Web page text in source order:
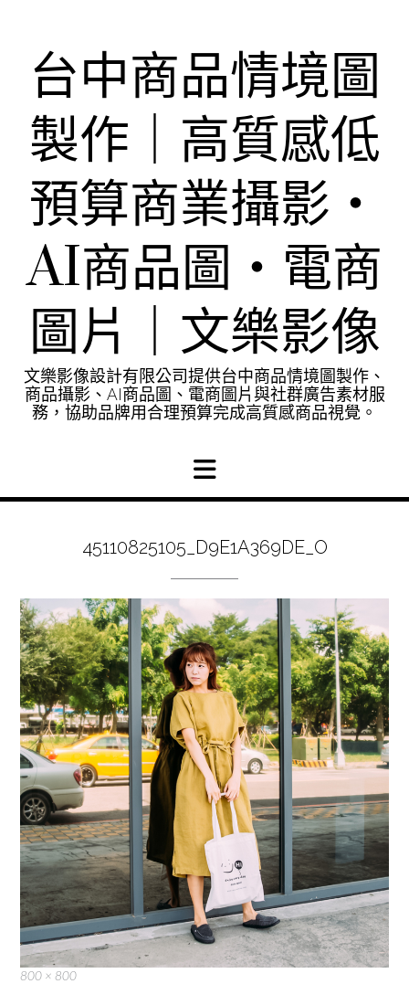
台中商品情境圖
製作｜高質感低
預算商業攝影・
AI商品圖・電商
圖片｜文樂影像
文樂影像設計有限公司提供台中商品情境圖製作、
商品攝影、AI商品圖、電商圖片與社群廣告素材服
務，協助品牌用合理預算完成高質感商品視覺。
45110825105_D9E1A369DE_O
Full
800 × 800